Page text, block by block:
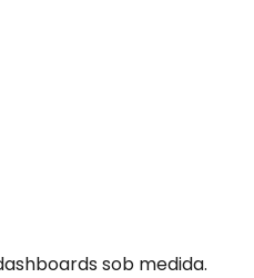
sob medida.